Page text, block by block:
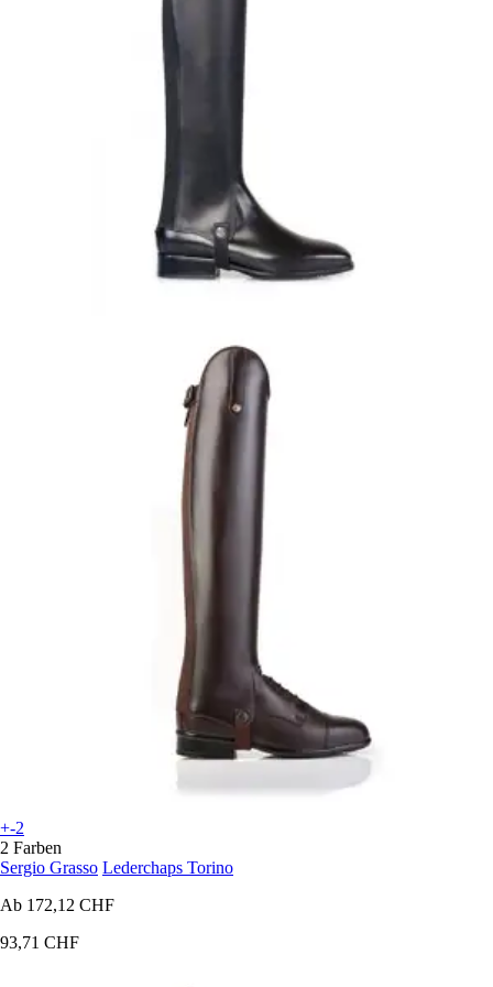
+-2
2 Farben
Sergio Grasso Lederchaps Torino
Ab 172,12 CHF
93,71 CHF